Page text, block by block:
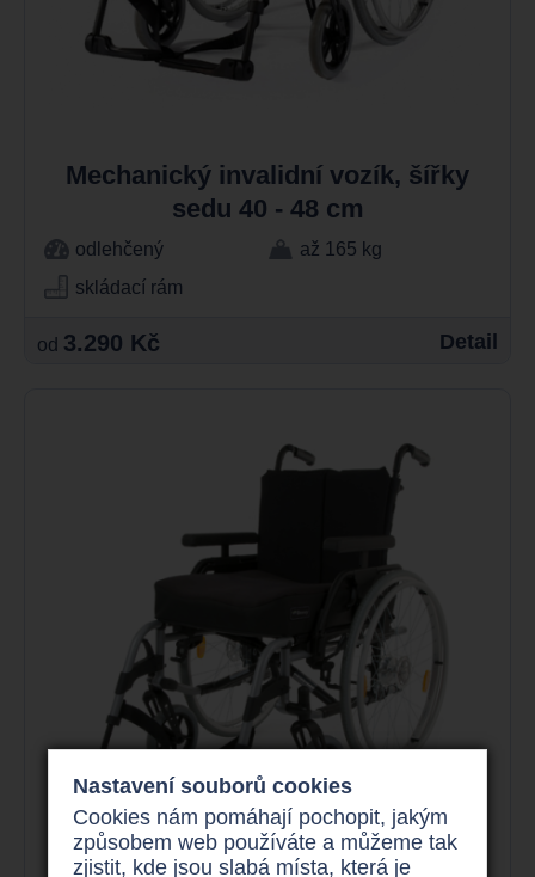
Mechanický invalidní vozík, šířky
sedu 40 - 48 cm
odlehčený
až 165 kg
skládací rám
od 3.290 Kč Detail
Nastavení souborů cookies
Cookies nám pomáhají pochopit, jakým
způsobem web používáte a můžeme tak
zjistit, kde jsou slabá místa, která je